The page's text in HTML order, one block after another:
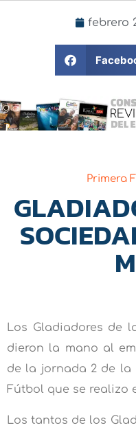
febrero
Primera
Los Gladiadores de
dieron la mano al
de la jornada 2 de la
Fútbol que se realizo
Los tantos de los